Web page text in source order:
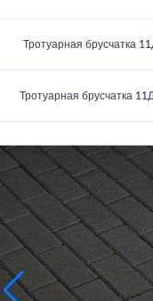
Тротуарная брусчатка
Тротуарная брусчатка